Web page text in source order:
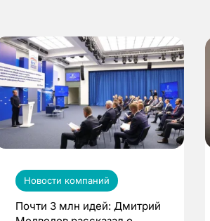
Новости компаний
Почти 3 млн идей: Дмитрий